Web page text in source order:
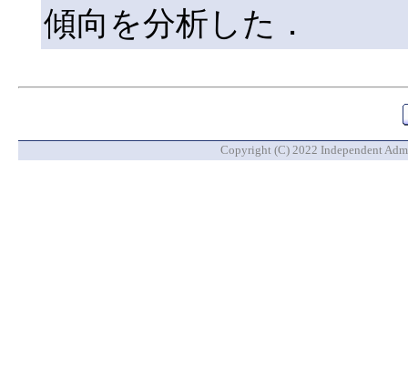
傾向を分析した．
Copyright (C) 2022 Independent